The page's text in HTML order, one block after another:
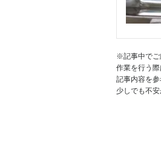
※記事中でご
作業を行う
記事内容を
少しでも不